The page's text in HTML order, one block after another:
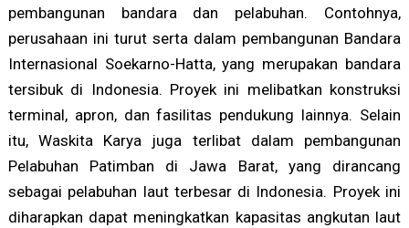
pembangunan bandara dan pelabuhan. Contohnya,
perusahaan ini turut serta dalam pembangunan Bandara
Internasional Soekarno-Hatta, yang merupakan bandara
tersibuk di Indonesia. Proyek ini melibatkan konstruksi
terminal, apron, dan fasilitas pendukung lainnya. Selain
itu, Waskita Karya juga terlibat dalam pembangunan
Pelabuhan Patimban di Jawa Barat, yang dirancang
sebagai pelabuhan laut terbesar di Indonesia. Proyek ini
diharapkan dapat meningkatkan kapasitas angkutan laut